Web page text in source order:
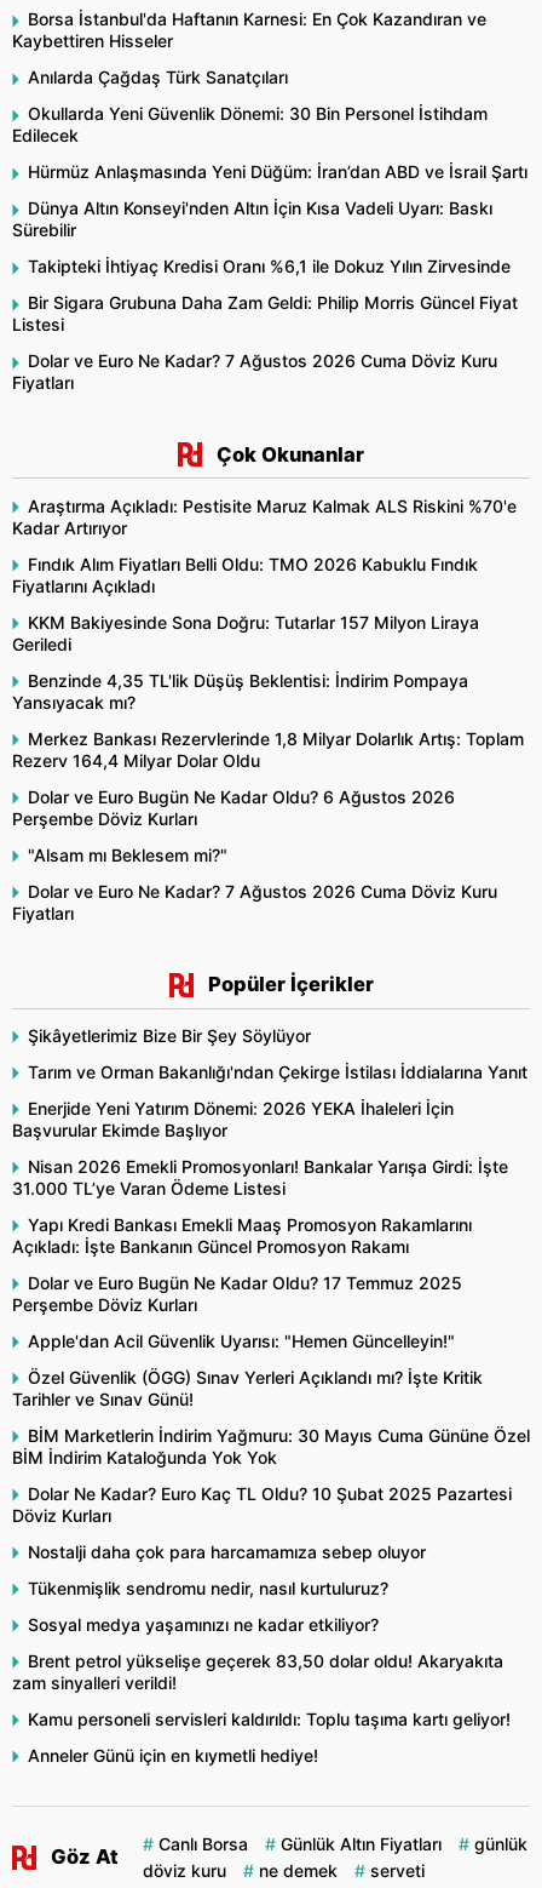
Borsa İstanbul'da Haftanın Karnesi: En Çok Kazandıran ve
Kaybettiren Hisseler
Anılarda Çağdaş Türk Sanatçıları
Okullarda Yeni Güvenlik Dönemi: 30 Bin Personel İstihdam
Edilecek
Hürmüz Anlaşmasında Yeni Düğüm: İran’dan ABD ve İsrail Şartı
Dünya Altın Konseyi'nden Altın İçin Kısa Vadeli Uyarı: Baskı
Sürebilir
Takipteki İhtiyaç Kredisi Oranı %6,1 ile Dokuz Yılın Zirvesinde
Bir Sigara Grubuna Daha Zam Geldi: Philip Morris Güncel Fiyat
Listesi
Dolar ve Euro Ne Kadar? 7 Ağustos 2026 Cuma Döviz Kuru
Fiyatları
Çok Okunanlar
Araştırma Açıkladı: Pestisite Maruz Kalmak ALS Riskini %70'e
Kadar Artırıyor
Fındık Alım Fiyatları Belli Oldu: TMO 2026 Kabuklu Fındık
Fiyatlarını Açıkladı
KKM Bakiyesinde Sona Doğru: Tutarlar 157 Milyon Liraya
Geriledi
Benzinde 4,35 TL'lik Düşüş Beklentisi: İndirim Pompaya
Yansıyacak mı?
Merkez Bankası Rezervlerinde 1,8 Milyar Dolarlık Artış: Toplam
Rezerv 164,4 Milyar Dolar Oldu
Dolar ve Euro Bugün Ne Kadar Oldu? 6 Ağustos 2026
Perşembe Döviz Kurları
"Alsam mı Beklesem mi?"
Dolar ve Euro Ne Kadar? 7 Ağustos 2026 Cuma Döviz Kuru
Fiyatları
Popüler İçerikler
Şikâyetlerimiz Bize Bir Şey Söylüyor
Tarım ve Orman Bakanlığı'ndan Çekirge İstilası İddialarına Yanıt
Enerjide Yeni Yatırım Dönemi: 2026 YEKA İhaleleri İçin
Başvurular Ekimde Başlıyor
Nisan 2026 Emekli Promosyonları! Bankalar Yarışa Girdi: İşte
31.000 TL’ye Varan Ödeme Listesi
Yapı Kredi Bankası Emekli Maaş Promosyon Rakamlarını
Açıkladı: İşte Bankanın Güncel Promosyon Rakamı
Dolar ve Euro Bugün Ne Kadar Oldu? 17 Temmuz 2025
Perşembe Döviz Kurları
Apple'dan Acil Güvenlik Uyarısı: "Hemen Güncelleyin!"
Özel Güvenlik (ÖGG) Sınav Yerleri Açıklandı mı? İşte Kritik
Tarihler ve Sınav Günü!
BİM Marketlerin İndirim Yağmuru: 30 Mayıs Cuma Gününe Özel
BİM İndirim Kataloğunda Yok Yok
Dolar Ne Kadar? Euro Kaç TL Oldu? 10 Şubat 2025 Pazartesi
Döviz Kurları
Nostalji daha çok para harcamamıza sebep oluyor
Tükenmişlik sendromu nedir, nasıl kurtuluruz?
Sosyal medya yaşamınızı ne kadar etkiliyor?
Brent petrol yükselişe geçerek 83,50 dolar oldu! Akaryakıta
zam sinyalleri verildi!
Kamu personeli servisleri kaldırıldı: Toplu taşıma kartı geliyor!
Anneler Günü için en kıymetli hediye!
Göz At
Canlı Borsa Günlük Altın Fiyatları
günlük
döviz kuru
ne demek serveti